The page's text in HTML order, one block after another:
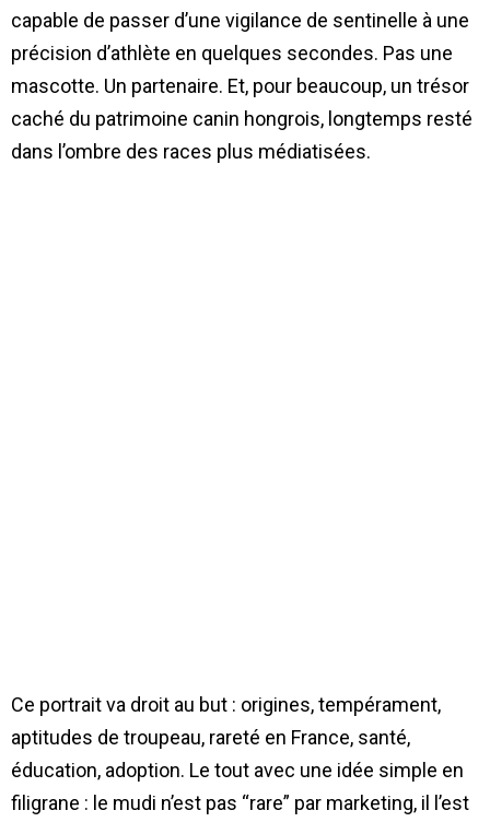
capable de passer d’une vigilance de sentinelle à une
précision d’athlète en quelques secondes. Pas une
mascotte. Un partenaire. Et, pour beaucoup, un trésor
caché du patrimoine canin hongrois, longtemps resté
dans l’ombre des races plus médiatisées.
Ce portrait va droit au but : origines, tempérament,
aptitudes de troupeau, rareté en France, santé,
éducation, adoption. Le tout avec une idée simple en
filigrane : le mudi n’est pas “rare” par marketing, il l’est